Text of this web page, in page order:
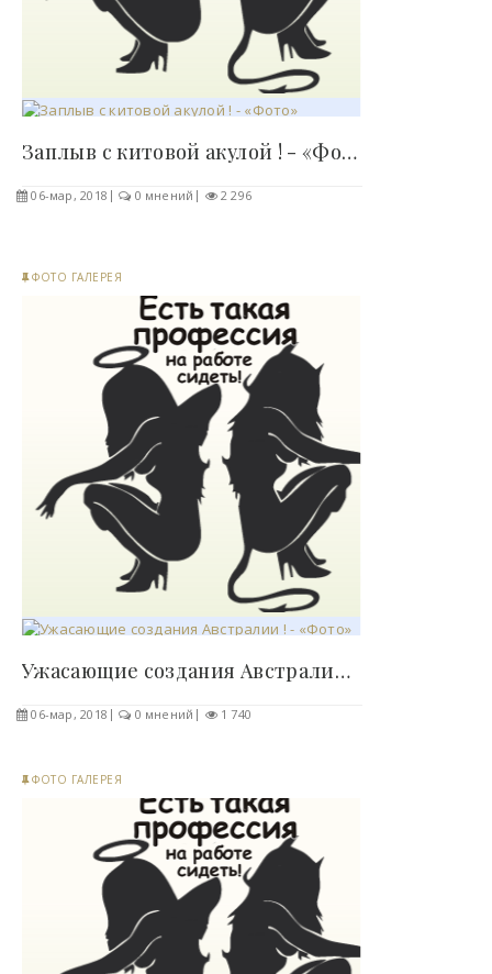
Заплыв с китовой акулой ! - «Фото»..
06-мар, 2018 0 мнений 2 296
ФОТО ГАЛЕРЕЯ
Ужасающие создания Австралии ! - «Фото»..
06-мар, 2018 0 мнений 1 740
ФОТО ГАЛЕРЕЯ